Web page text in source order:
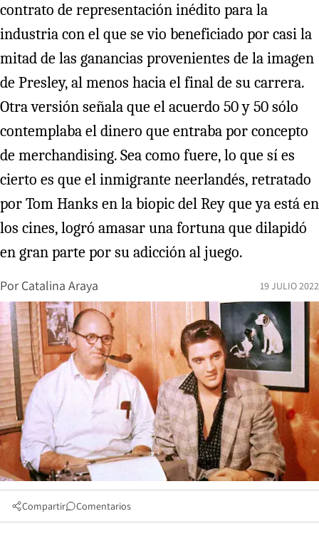
contrato de representación inédito para la
industria con el que se vio beneficiado por casi la
mitad de las ganancias provenientes de la imagen
de Presley, al menos hacia el final de su carrera.
Otra versión señala que el acuerdo 50 y 50 sólo
contemplaba el dinero que entraba por concepto
de merchandising. Sea como fuere, lo que sí es
cierto es que el inmigrante neerlandés, retratado
por Tom Hanks en la biopic del Rey que ya está en
los cines, logró amasar una fortuna que dilapidó
en gran parte por su adicción al juego.
Por Catalina Araya 19 JULIO 2022
Compartir Comentarios